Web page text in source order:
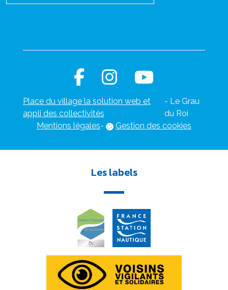
Place du village la solution web et
appli des collectivités
- Le Grau
du Roi
Mentions légales- Gestion des cookies
Les labels